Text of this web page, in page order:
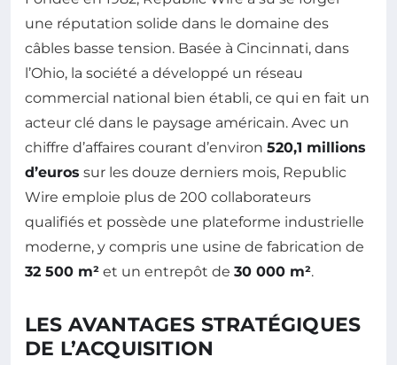
une réputation solide dans le domaine des
câbles basse tension. Basée à Cincinnati, dans
l’Ohio, la société a développé un réseau
commercial national bien établi, ce qui en fait un
acteur clé dans le paysage américain. Avec un
chiffre d’affaires courant d’environ 520,1 millions
d’euros sur les douze derniers mois, Republic
Wire emploie plus de 200 collaborateurs
qualifiés et possède une plateforme industrielle
moderne, y compris une usine de fabrication de
32 500 m² et un entrepôt de 30 000 m².
LES AVANTAGES STRATÉGIQUES
DE L’ACQUISITION